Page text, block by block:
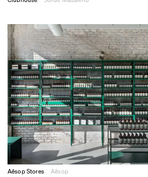
Aēsop Stores Aēsop